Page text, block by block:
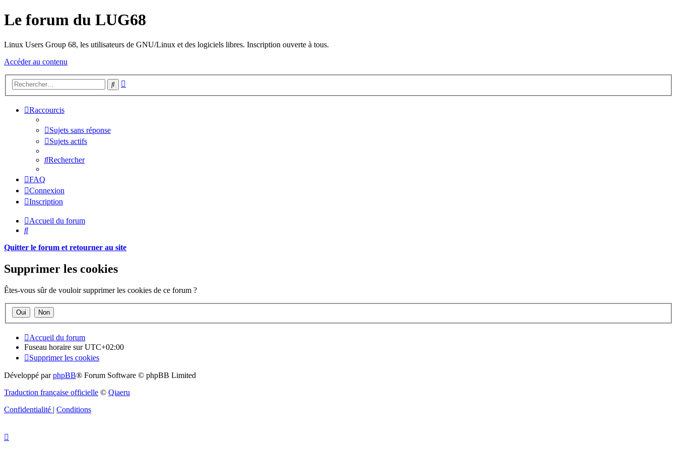
Le forum du LUG68
Linux Users Group 68, les utilisateurs de GNU/Linux et des logiciels libres. Inscription ouverte à tous.
Accéder au contenu
Rechercher
Raccourcis
Sujets sans réponse
Sujets actifs
Rechercher
FAQ
Connexion
Inscription
Accueil du forum
Rechercher
Quitter le forum et retourner au site
Supprimer les cookies
Êtes-vous sûr de vouloir supprimer les cookies de ce forum ?
Accueil du forum
Fuseau horaire surUTC+02:00
Supprimer les cookies
Développé parphpBB® Forum Software © phpBB Limited
Traduction française officielle © Qiaeru
Confidentialité | Conditions